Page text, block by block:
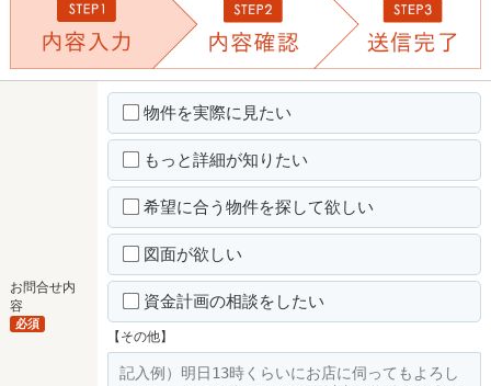
お問合せ内
容
必須
物件を実際に見たい
もっと詳細が知りたい
希望に合う物件を探して欲しい
図面が欲しい
資金計画の相談をしたい
【その他】